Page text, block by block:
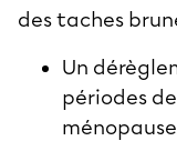
des taches
Un
périodes